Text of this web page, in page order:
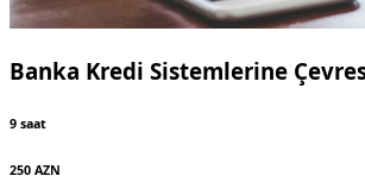
Banka Kredi Sistemlerine
9 saat
250 AZN